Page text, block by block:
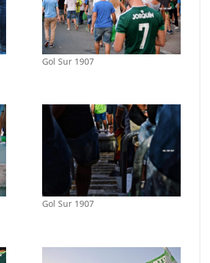
Gol Sur 1907
Gol Sur 1907